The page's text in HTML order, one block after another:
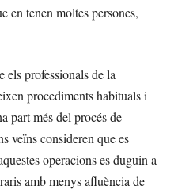
en tenen moltes persones,
els professionals de la
procediments habituals i
part més del procés de
veïns consideren que es
operacions es duguin a
amb menys afluència de